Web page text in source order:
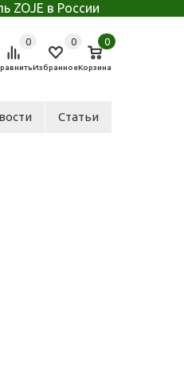
ZOJE в России
0
Избранное
0
Корзина
0
Статьи